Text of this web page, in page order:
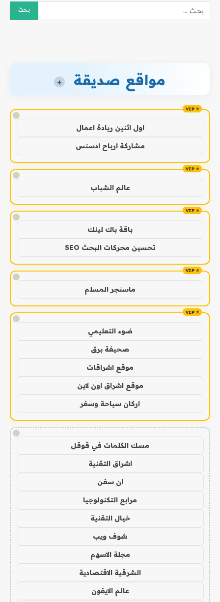
مواقع صديقة +
!
اول اثنين ريادة اعمال
مشاركة ارباح ادسنس
!
عالم الشباب
!
باقة باك لينك
تحسين محركات البحث SEO
!
ماسنجر المسلم
!
ضوء التعليمي
صحيفة برق
موقع اشراقات
موقع اشراق اون لاين
اركان سياحة وسفر
!
مسك الكلمات في قوقل
اشراق التقنية
ان سفن
مرابع التكنولوجيا
خيال التقنية
شوف ويب
مجلة الاسهم
الشرقية الاقتصادية
عالم الايفون